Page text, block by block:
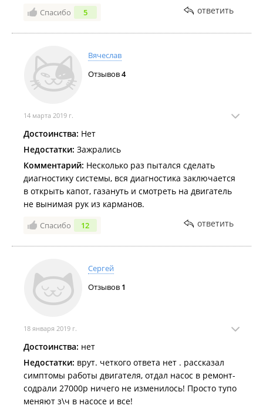
Спасибо 5 ответить
Вячеслав
Отзывов4
14 марта 2019 г.
Достоинства: Нет
Недостатки: Зажрались
Комментарий: Несколько раз пытался сделать
диагностику системы, вся диагностика заключается
в открыть капот, газануть и смотреть на двигатель
не вынимая рук из карманов.
Спасибо 12 ответить
Сергей
Отзывов 1
18 января 2019 г.
Достоинства: нет
Недостатки: врут. четкого ответа нет . рассказал
симптомы работы двигателя, отдал насос в ремонт-
содрали 27000р ничего не изменилось! Просто тупо
меняют з\ч в насосе и все!